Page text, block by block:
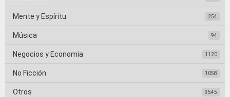
Mente y Espíritu 254
Música 94
Negocios y Economia 1120
No Ficción 1058
Otros 3545